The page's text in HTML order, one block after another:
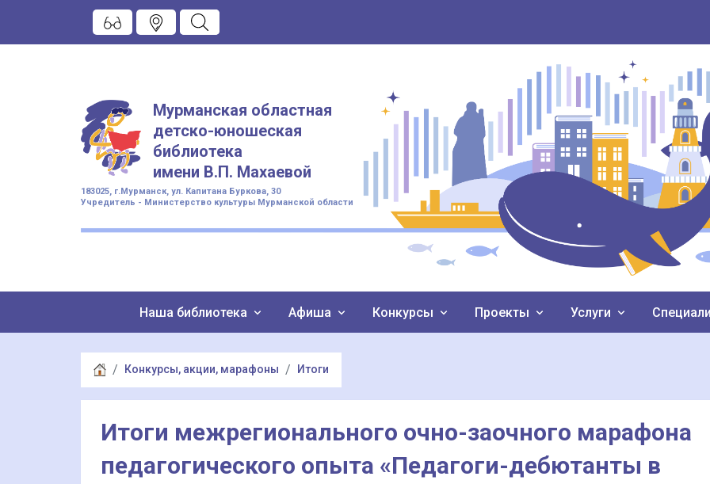
Мурманская областная
детско-юношеская
библиотека
имени В.П. Махаевой
183025, г.Мурманск, ул. Капитана Буркова, 30
Учредитель - Министерство культуры Мурманской области
Наша библиотека Афиша Конкурсы Проекты Услуги
Конкурсы, акции, марафоны Итоги
Итоги межрегионального очно-заочного марафона
педагогического опыта «Педагоги-дебютанты в